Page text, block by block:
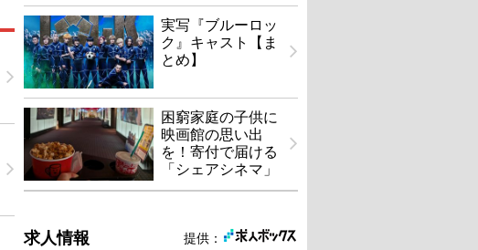
実写『ブルーロッ
ク』キャスト【ま
とめ】
困窮家庭の子供に
映画館の思い出
を！寄付で届ける
「シェアシネマ」
提供：
求人情報